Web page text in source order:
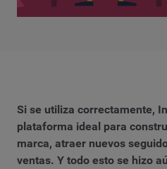
Si se utiliza correctamente,
plataforma ideal para
marca, atraer nuevos
ventas. Y todo esto se hizo